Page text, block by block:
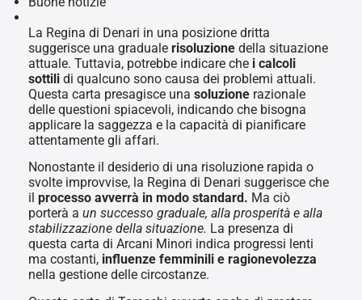
La Regina di Denari in una posizione dritta
suggerisce una graduale risoluzione della situazione
attuale. Tuttavia, potrebbe indicare che i calcoli
sottili di qualcuno sono causa dei problemi attuali.
Questa carta presagisce una soluzione razionale
delle questioni spiacevoli, indicando che bisogna
applicare la saggezza e la capacità di pianificare
attentamente gli affari.
Nonostante il desiderio di una risoluzione rapida o
svolte improvvise, la Regina di Denari suggerisce che
il processo avverrà in modo standard. Ma ciò
porterà a un successo graduale, alla prosperità e alla
stabilizzazione della situazione. La presenza di
questa carta di Arcani Minori indica progressi lenti
ma costanti, influenze femminili e ragionevolezza
nella gestione delle circostanze.